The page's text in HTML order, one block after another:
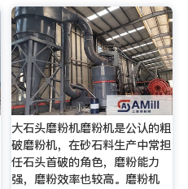
大石头磨粉机磨粉机是公认的粗
破磨粉机，在砂石料生产中常担
任石头首破的角色，磨粉能力
强，磨粉效率也较高。磨粉机